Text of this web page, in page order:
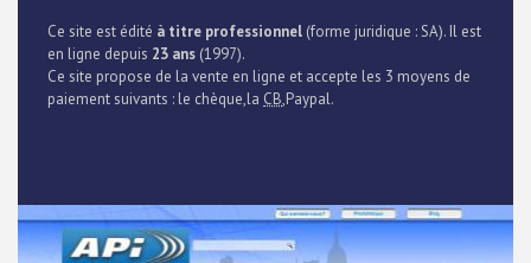
Ce site est édité à titre professionnel (forme juridique : SA). Il est
en ligne depuis 23 ans (1997).
Ce site propose de la vente en ligne et accepte les 3 moyens de
paiement suivants : le chèque,la CB,Paypal.